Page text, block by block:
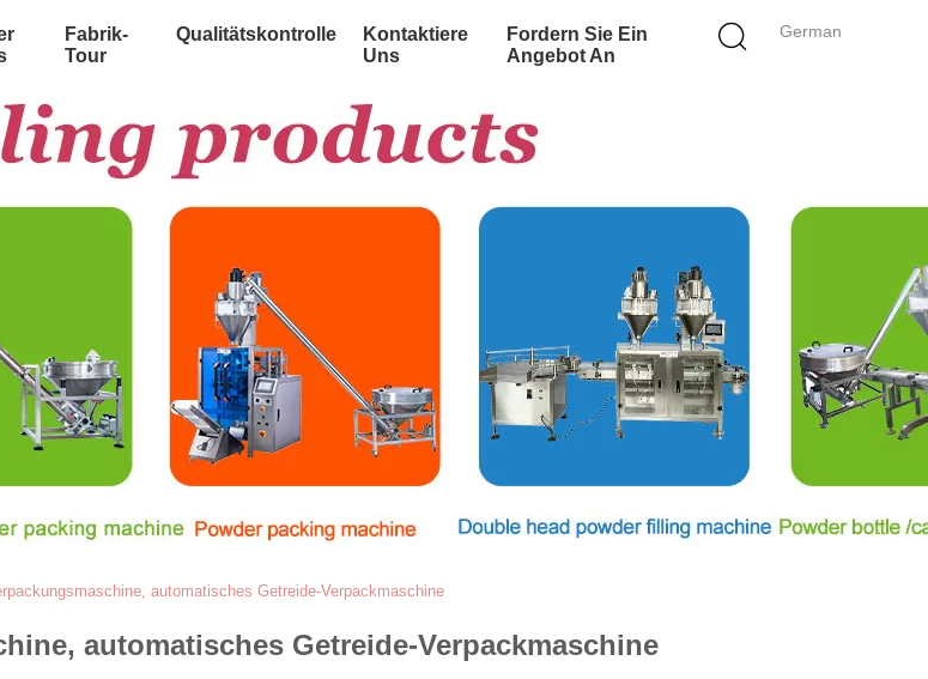
German
Fabrik-
Tour
Qualitätskontrolle
Kontaktiere
Uns
Fordern Sie Ein
Angebot An
automatisches Getreide-Verpackmaschine
automatisches Getreide-Verpackmaschine